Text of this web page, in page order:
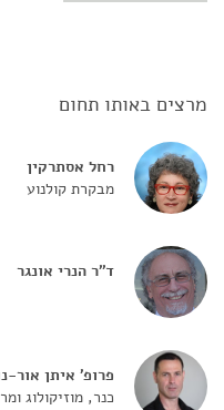
מרצים באותו תחום
רחל אסתרקין
מבקרת קולנוע
ד"ר הנרי אונגר
פרופ' איתן אור-
כנר, מוזיקולוג